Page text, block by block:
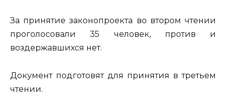
За принятие законопроекта во втором чтении
проголосовали 35 человек, против и
воздержавшихся нет.
Документ подготовят для принятия в третьем
чтении.